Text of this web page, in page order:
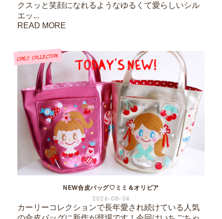
クスッと笑顔になれるようなゆるくて愛らしいシル
エッ...
READ MORE
NEW合皮バッグ♡ミミ＆オリビア
2026-08-06
カーリーコレクションで長年愛され続けている人気